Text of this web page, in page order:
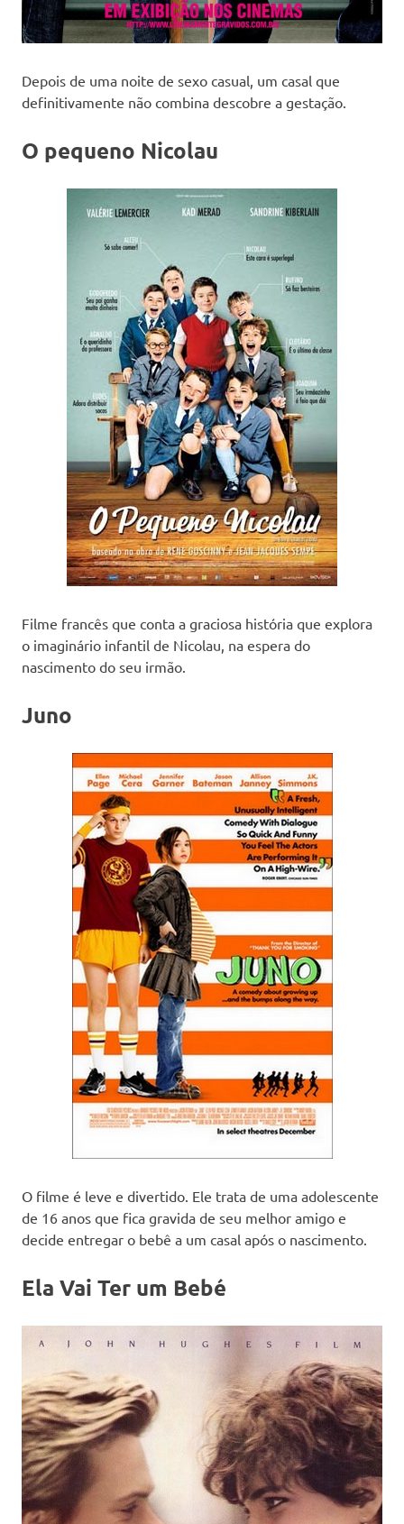
Depois de uma noite de sexo casual, um casal que
definitivamente não combina descobre a gestação.
O pequeno Nicolau
Filme francês que conta a graciosa história que explora
o imaginário infantil de Nicolau, na espera do
nascimento do seu irmão.
Juno
O filme é leve e divertido. Ele trata de uma adolescente
de 16 anos que fica gravida de seu melhor amigo e
decide entregar o bebê a um casal após o nascimento.
Ela Vai Ter um Bebé